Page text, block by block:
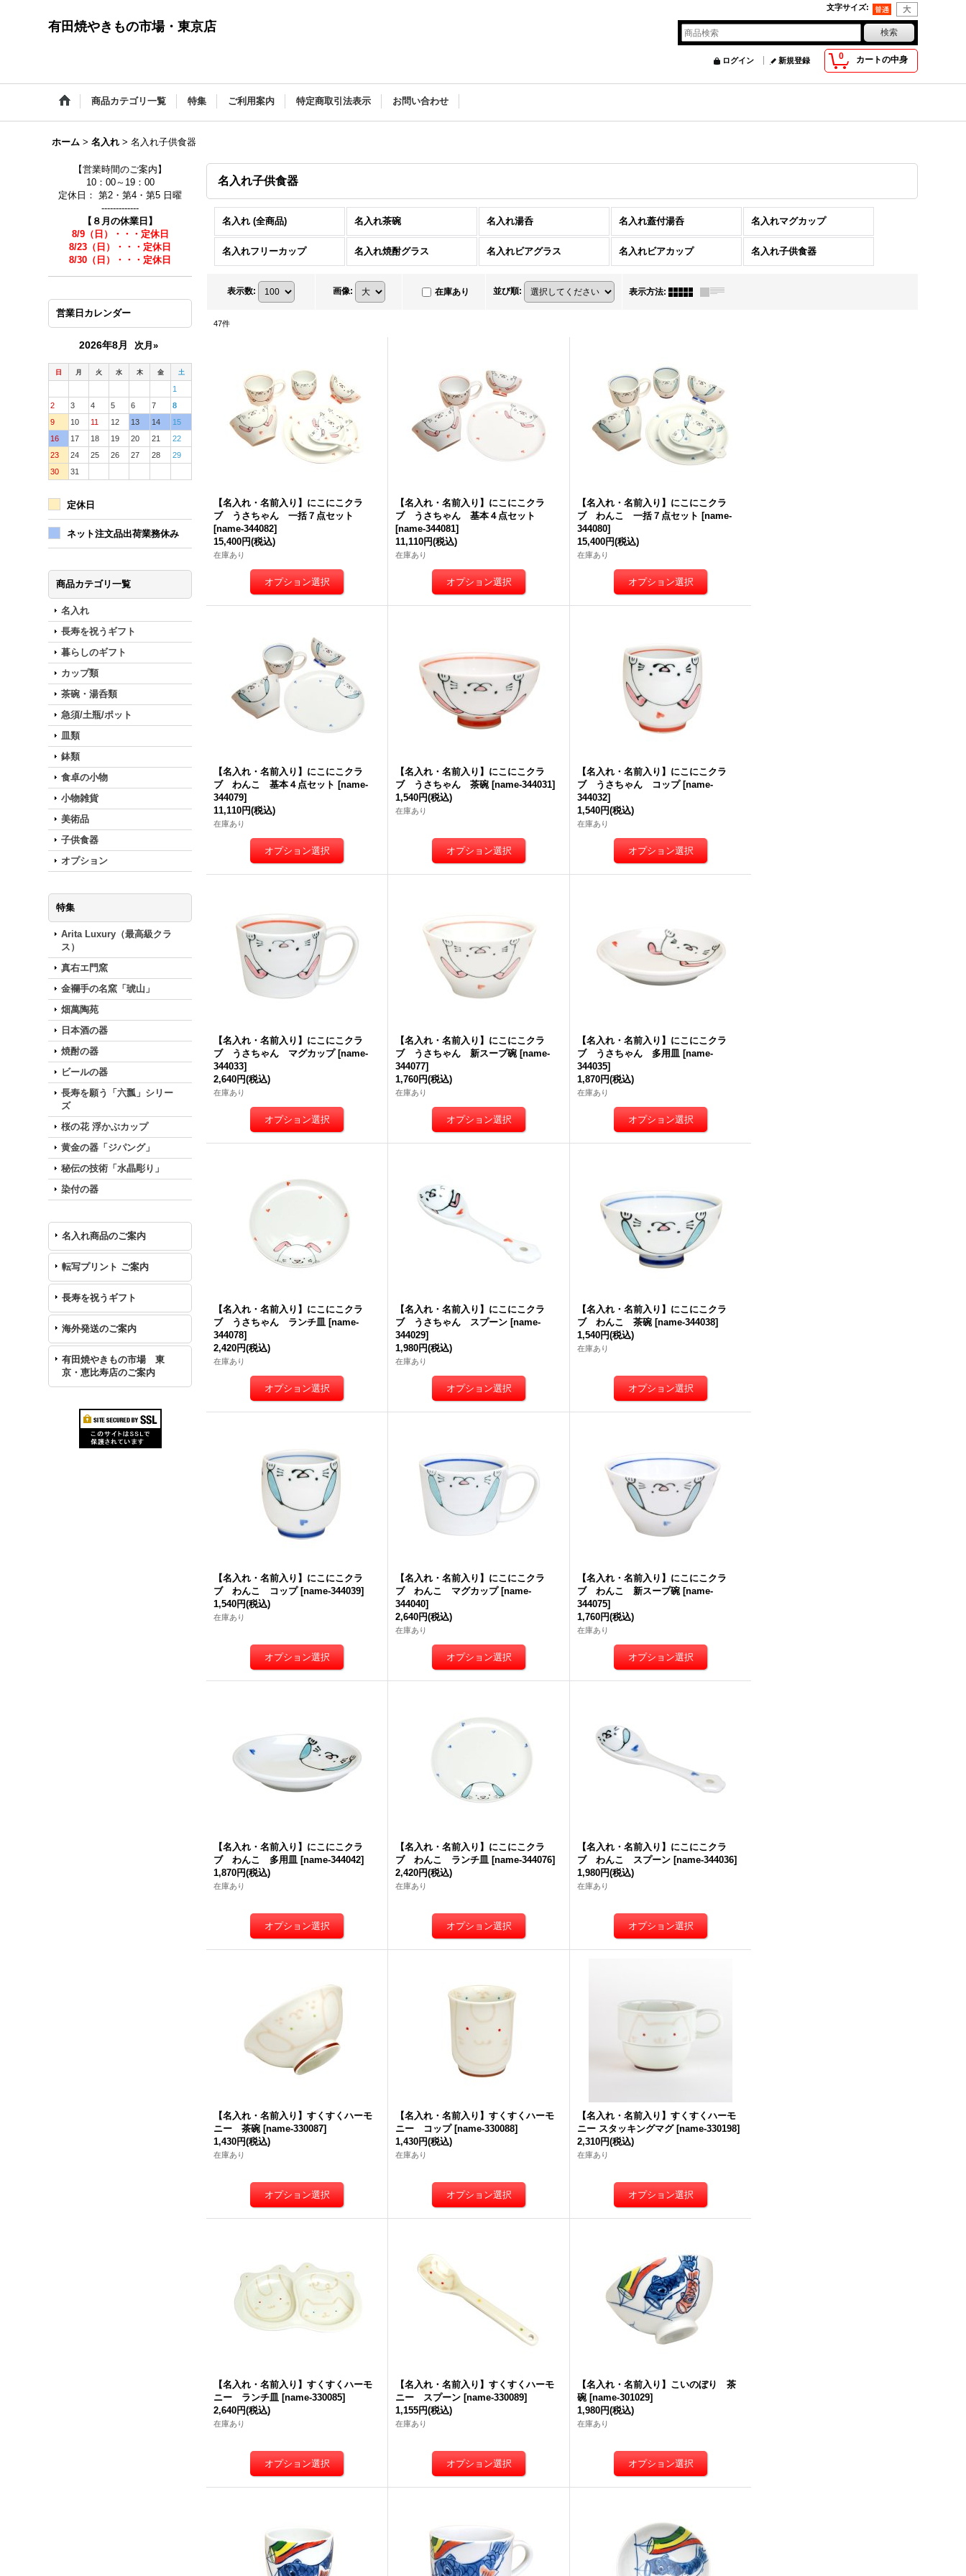
文字サイズ:
有田焼やきもの市場・東京店
0 カートの中身
ログイン 新規登録
商品カテゴリ一覧 特集 ご利用案内 特定商取引法表示 お問い合わせ
ホーム > 名入れ > 名入れ子供食器
【営業時間のご案内】
10：00～19：00
定休日： 第2・第4・第5 日曜
-------------
【８月の休業日】
8/9（日）・・・定休日
8/23（日）・・・定休日
8/30（日）・・・定休日
営業日カレンダー
2026年8月 次月»
日 月 火 水 木 金 土
1
2
3 4 5 6 7
8
9
10 11 12 13 14
15
16
17 18 19 20 21
22
23
24 25 26 27 28
29
30
31
定休日
ネット注文品出荷業務休み
商品カテゴリ一覧
名入れ
長寿を祝うギフト
暮らしのギフト
カップ類
茶碗・湯呑類
急須/土瓶/ポット
皿類
鉢類
食卓の小物
小物雑貨
美術品
子供食器
オプション
特集
Arita Luxury（最高級クラ
ス）
真右エ門窯
金襴手の名窯「琥山」
畑萬陶苑
日本酒の器
焼酎の器
ビールの器
長寿を願う「六瓢」シリー
ズ
桜の花 浮かぶカップ
黄金の器「ジパング」
秘伝の技術「水晶彫り」
染付の器
名入れ商品のご案内
転写プリント ご案内
長寿を祝うギフト
海外発送のご案内
有田焼やきもの市場 東
京・恵比寿店のご案内
名入れ子供食器
名入れ (全商品) 名入れ茶碗 名入れ湯呑 名入れ蓋付湯呑 名入れマグカップ
名入れフリーカップ 名入れ焼酎グラス 名入れビアグラス 名入れビアカップ 名入れ子供食器
表示数: 画像: 在庫あり 並び順: 表示方法:
47件
【名入れ・名前入り】にこにこクラ
ブ うさちゃん 一括７点セット
[name-344082]
15,400円(税込)
在庫あり
【名入れ・名前入り】にこにこクラ
ブ うさちゃん 基本４点セット
[name-344081]
11,110円(税込)
在庫あり
【名入れ・名前入り】にこにこクラ
ブ わんこ 一括７点セット [name-
344080]
15,400円(税込)
在庫あり
【名入れ・名前入り】にこにこクラ
ブ わんこ 基本４点セット [name-
344079]
11,110円(税込)
在庫あり
【名入れ・名前入り】にこにこクラ
ブ うさちゃん 茶碗 [name-344031]
1,540円(税込)
在庫あり
【名入れ・名前入り】にこにこクラ
ブ うさちゃん コップ [name-
344032]
1,540円(税込)
在庫あり
【名入れ・名前入り】にこにこクラ
ブ うさちゃん マグカップ [name-
344033]
2,640円(税込)
在庫あり
【名入れ・名前入り】にこにこクラ
ブ うさちゃん 新スープ碗 [name-
344077]
1,760円(税込)
在庫あり
【名入れ・名前入り】にこにこクラ
ブ うさちゃん 多用皿 [name-
344035]
1,870円(税込)
在庫あり
【名入れ・名前入り】にこにこクラ
ブ うさちゃん ランチ皿 [name-
344078]
2,420円(税込)
在庫あり
【名入れ・名前入り】にこにこクラ
ブ うさちゃん スプーン [name-
344029]
1,980円(税込)
在庫あり
【名入れ・名前入り】にこにこクラ
ブ わんこ 茶碗 [name-344038]
1,540円(税込)
在庫あり
【名入れ・名前入り】にこにこクラ
ブ わんこ コップ [name-344039]
1,540円(税込)
在庫あり
【名入れ・名前入り】にこにこクラ
ブ わんこ マグカップ [name-
344040]
2,640円(税込)
在庫あり
【名入れ・名前入り】にこにこクラ
ブ わんこ 新スープ碗 [name-
344075]
1,760円(税込)
在庫あり
【名入れ・名前入り】にこにこクラ
ブ わんこ 多用皿 [name-344042]
1,870円(税込)
在庫あり
【名入れ・名前入り】にこにこクラ
ブ わんこ ランチ皿 [name-344076]
2,420円(税込)
在庫あり
【名入れ・名前入り】にこにこクラ
ブ わんこ スプーン [name-344036]
1,980円(税込)
在庫あり
【名入れ・名前入り】すくすくハーモ
ニー 茶碗 [name-330087]
1,430円(税込)
在庫あり
【名入れ・名前入り】すくすくハーモ
ニー コップ [name-330088]
1,430円(税込)
在庫あり
【名入れ・名前入り】すくすくハーモ
ニー スタッキングマグ [name-330198]
2,310円(税込)
在庫あり
【名入れ・名前入り】すくすくハーモ
ニー ランチ皿 [name-330085]
2,640円(税込)
在庫あり
【名入れ・名前入り】すくすくハーモ
ニー スプーン [name-330089]
1,155円(税込)
在庫あり
【名入れ・名前入り】こいのぼり 茶
碗 [name-301029]
1,980円(税込)
在庫あり